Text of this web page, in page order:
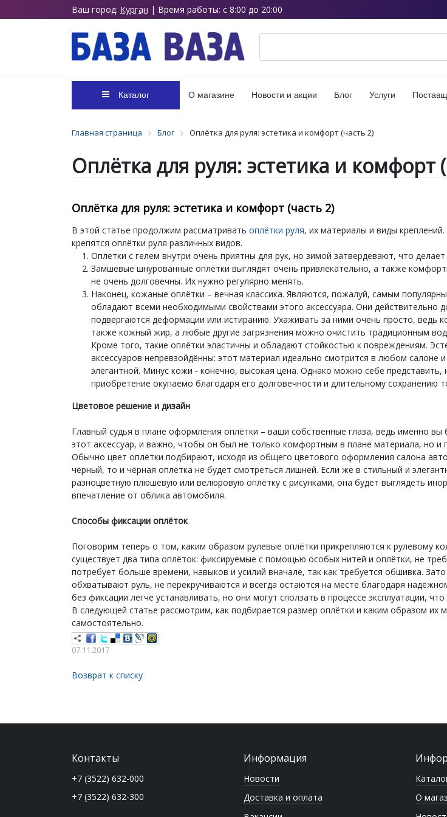
Ваш город: Курган | Время работы: с 8:00 до 20:00
Каталог О магазине Новости и акции Блог Услуги
Главная страница Блог Оплётка для руля: эстетика и комфорт (часть 2)
Оплётка для руля: эстетика и комфорт
Оплётка для руля: эстетика и комфорт (часть 2)
В этой статье продолжим рассматривать оплётки руля, их материалы и виды
крепятся оплётки руля различных видов.
Оплётки с гелем внутри очень приятны для рук, но зимой затвердевают, что
Замшевые шнурованные оплётки выглядят очень привлекательно, а также
не очень долговечны. Их нужно регулярно менять.
Наконец, кожаные оплётки – вечная классика. Являются, пожалуй, самым
обладают всеми необходимыми свойствами этого аксессуара. Они действительно
подвергаются деформации или истиранию. Ухаживать за ними очень просто, ведь
также кожный жир, а любые другие загрязнения можно очистить традиционным
Кроме того, такие оплётки эластичны и обладают стойкостью к повреждениям.
аксессуаров непревзойдённы: этот материал идеально смотрится в любом салоне
элегантной. Минус кожи - конечно, высокая цена. Однако можно себе представить,
приобретение окупаемо благодаря его долговечности и длительному сохранению
Цветовое решение и дизайн
Главный судья в плане оформления оплётки – ваши собственные глаза, ведь именно вы
этот аксессуар, и важно, чтобы он был не только комфортным в плане материала, но и
Обычно цвет оплётки подбирают, исходя из общего цветового оформления салона
чёрный, то и чёрная оплётка не будет смотреться лишней. Если же в стильный и
разноцветную плюшевую или велюровую оплётку с рисунками, она будет выглядеть
впечатление от облика автомобиля.
Способы фиксации оплёток
Поговорим теперь о том, каким образом рулевые оплётки прикрепляются к рулевому
существует два типа оплёток: фиксируемые с помощью особых нитей и оплётки, не
потребует больше времени, навыков и усилий вначале, так как требуется обшивка.
обхватывают руль, не перекручиваются и всегда остаются на месте благодаря
без фиксации легче устанавливать, но они могут сползать в процессе эксплуатации,
В следующей статье рассмотрим, как подбирается размер оплётки и каким образом их
самостоятельно.
07.11.2017
Возврат к списку
Информация
Новости
Доставка и оплата
О
Контакты
+7 (3522) 632-000
+7 (3522) 632-300